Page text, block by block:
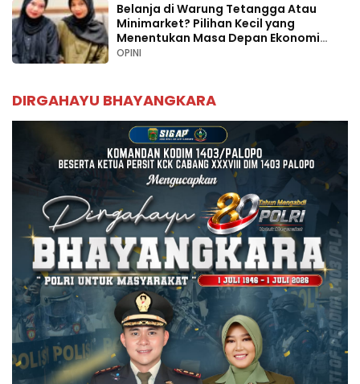
Belanja di Warung Tetangga Atau
Minimarket? Pilihan Kecil yang
Menentukan Masa Depan Ekonomi
Palopo
OPINI
DIRGAHAYU BHAYANGKARA